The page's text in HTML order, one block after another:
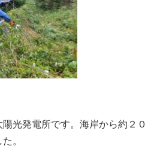
光発電所です。海岸から約２０
。